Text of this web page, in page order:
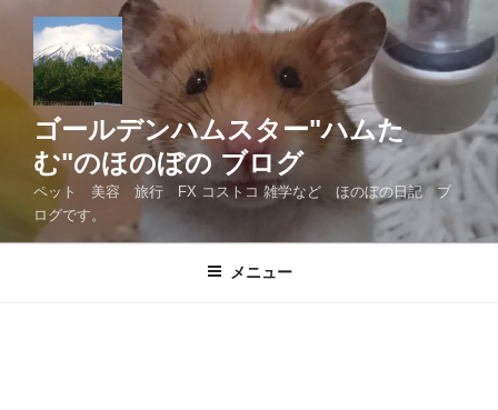
ン
ゴールデンハムスター"ハムた
む"のほのぼの ブログ
ペット 美容 旅行 FX コストコ 雑学など ほのぼの日記 ブ
ログです。
メニュー